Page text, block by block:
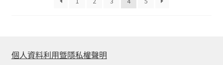
個人資料利用曁隱私權聲明